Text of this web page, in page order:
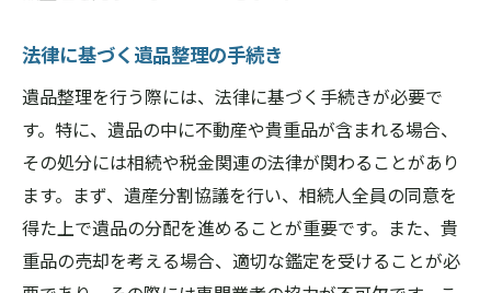
法律に基づく遺品整理の手続き
遺品整理を行う際には、法律に基づく手続きが必要で
す。特に、遺品の中に不動産や貴重品が含まれる場合、
その処分には相続や税金関連の法律が関わることがあり
ます。まず、遺産分割協議を行い、相続人全員の同意を
得た上で遺品の分配を進めることが重要です。また、貴
重品の売却を考える場合、適切な鑑定を受けることが必